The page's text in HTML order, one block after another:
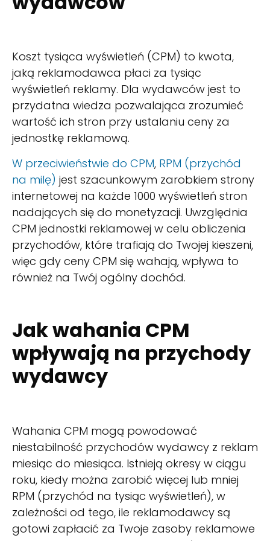
Koszt tysiąca wyświetleń (CPM) to kwota,
jaką reklamodawca płaci za tysiąc
wyświetleń reklamy. Dla wydawców jest to
przydatna wiedza pozwalająca zrozumieć
wartość ich stron przy ustalaniu ceny za
jednostkę reklamową.
W przeciwieństwie do CPM, RPM (przychód
na milę) jest szacunkowym zarobkiem strony
internetowej na każde 1000 wyświetleń stron
nadających się do monetyzacji. Uwzględnia
CPM jednostki reklamowej w celu obliczenia
przychodów, które trafiają do Twojej kieszeni,
więc gdy ceny CPM się wahają, wpływa to
również na Twój ogólny dochód.
Jak wahania CPM
wpływają na przychody
wydawcy
Wahania CPM mogą powodować
niestabilność przychodów wydawcy z reklam
miesiąc do miesiąca. Istnieją okresy w ciągu
roku, kiedy można zarobić więcej lub mniej
RPM (przychód na tysiąc wyświetleń), w
zależności od tego, ile reklamodawcy są
gotowi zapłacić za Twoje zasoby reklamowe